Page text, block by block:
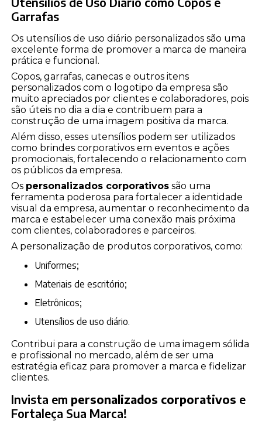
Garrafas
Os utensílios de uso diário personalizados são uma
excelente forma de promover a marca de maneira
prática e funcional.
Copos, garrafas, canecas e outros itens
personalizados com o logotipo da empresa são
muito apreciados por clientes e colaboradores, pois
são úteis no dia a dia e contribuem para a
construção de uma imagem positiva da marca.
Além disso, esses utensílios podem ser utilizados
como brindes corporativos em eventos e ações
promocionais, fortalecendo o relacionamento com
os públicos da empresa.
Os personalizados corporativos são uma
ferramenta poderosa para fortalecer a identidade
visual da empresa, aumentar o reconhecimento da
marca e estabelecer uma conexão mais próxima
com clientes, colaboradores e parceiros.
A personalização de produtos corporativos, como:
uniformes;
materiais de escritório;
eletrônicos;
utensílios de uso diário.
Contribui para a construção de uma imagem sólida
e profissional no mercado, além de ser uma
estratégia eficaz para promover a marca e fidelizar
clientes.
Invista em personalizados corporativos e
Fortaleça Sua Marca!